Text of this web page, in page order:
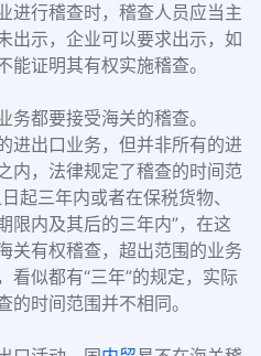
进行稽查时，稽查人员应当主
出示，企业可以要求出示，如
证明其有权实施稽查。
都要接受海关的稽查。
进出口业务，但并非所有的进
内，法律规定了稽查的时间范
起三年内或者在保税货物、
限内及其后的三年内”，在这
关有权稽查，超出范围的业务
看似都有“三年”的规定，实际
时间范围并不相同。